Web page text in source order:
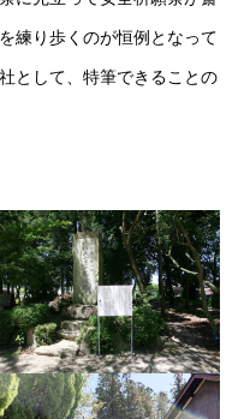
練り歩くのが恒例となって
として、特筆できることの